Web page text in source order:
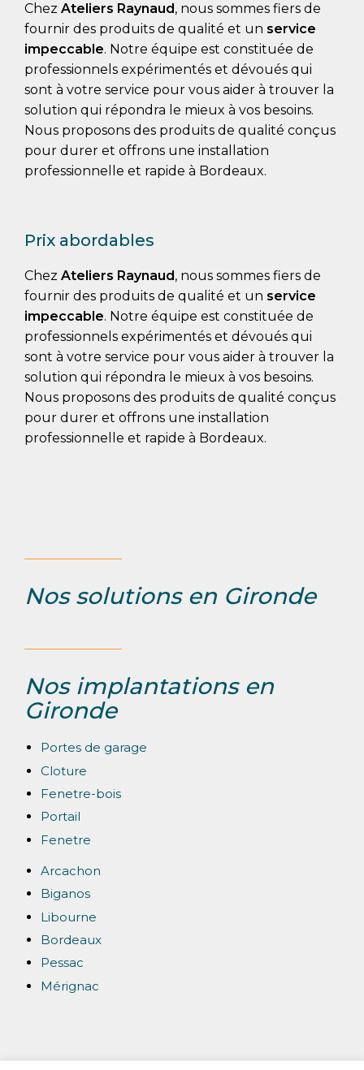
Chez Ateliers Raynaud , nous sommes fiers de
fournir des produits de qualité et un service
impeccable. Notre équipe est constituée de
professionnels expérimentés et dévoués qui
sont à votre service pour vous aider à trouver la
solution qui répondra le mieux à vos besoins.
Nous proposons des produits de qualité conçus
pour durer et offrons une installation
professionnelle et rapide à Bordeaux.
Prix abordables
Chez Ateliers Raynaud , nous sommes fiers de
fournir des produits de qualité et un service
impeccable. Notre équipe est constituée de
professionnels expérimentés et dévoués qui
sont à votre service pour vous aider à trouver la
solution qui répondra le mieux à vos besoins.
Nous proposons des produits de qualité conçus
pour durer et offrons une installation
professionnelle et rapide à Bordeaux.
Nos solutions en Gironde
Nos implantations en
Gironde
Portes de garage
Cloture
Fenetre-bois
Portail
Fenetre
Arcachon
Biganos
Libourne
Bordeaux
Pessac
Mérignac